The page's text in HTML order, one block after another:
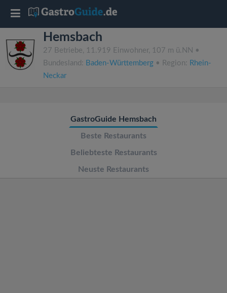
Hemsbach
27 Betriebe, 11.919 Einwohner, 107 m ü.NN •
Bundesland: Baden-Württemberg • Region: Rhein-
Neckar
GastroGuide Hemsbach
Beste Restaurants
Beliebteste Restaurants
Neuste Restaurants
T
o
g